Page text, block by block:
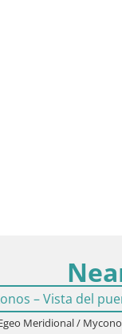
Miaoulis –